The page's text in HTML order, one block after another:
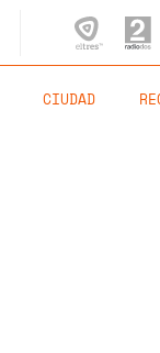
CIUDAD